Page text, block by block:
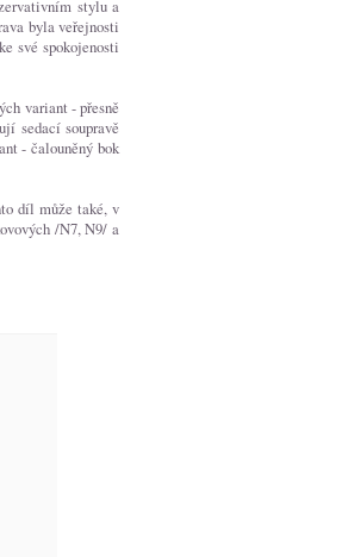
stylu a
byla veřejnosti
své spokojenosti
variant - přesně
sedací soupravě
- čalouněný bok
díl může také, v
/N7, N9/ a